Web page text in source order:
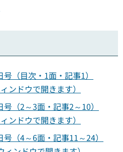
（目次・1面・記事1）
ンドウで開きます）
（2～3面・記事2～10）
ンドウで開きます）
（4～6面・記事11～24）